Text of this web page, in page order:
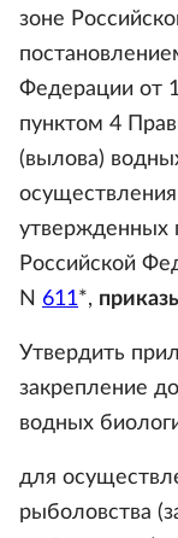
зоне
Федерации от
пунктом 4
(вылова)
утвержденных
Российской
N 611*,
Утвердить
закрепление
водных
для
рыболовства